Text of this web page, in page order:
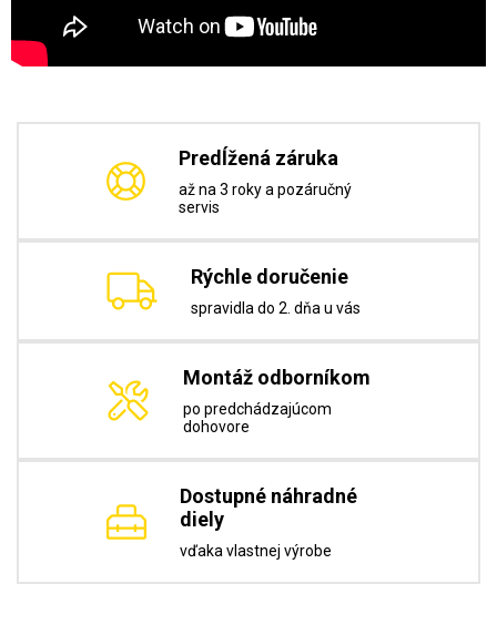
Predĺžená záruka
až na 3 roky a pozáručný
servis
Rýchle doručenie
spravidla do 2. dňa u vás
Montáž odborníkom
po predchádzajúcom
dohovore
Dostupné náhradné
diely
vďaka vlastnej výrobe